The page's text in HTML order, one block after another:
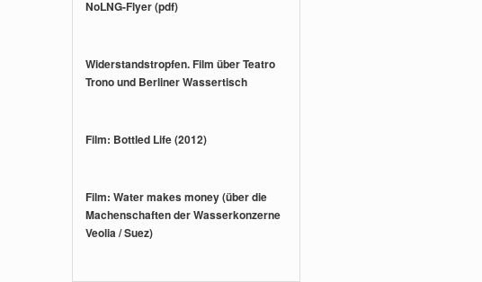
NoLNG-Flyer (pdf)
Widerstandstropfen. Film über Teatro
Trono und Berliner Wassertisch
Film: Bottled Life (2012)
Film: Water makes money (über die
Machenschaften der Wasserkonzerne
Veolia / Suez)